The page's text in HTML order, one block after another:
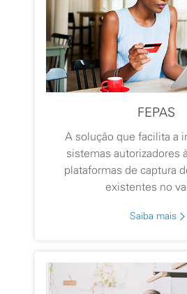
FEPAS
A solução que facilita a
sistemas autorizadores
plataformas de captura
existentes no
Saiba mais